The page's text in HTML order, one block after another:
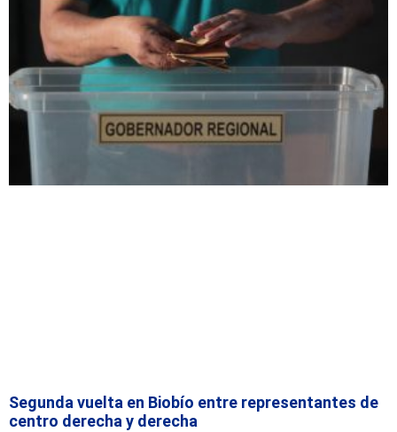
Segunda vuelta en Biobío entre representantes de
centro derecha y derecha